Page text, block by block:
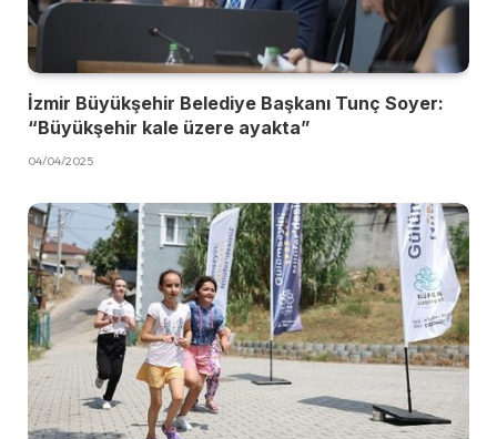
İzmir Büyükşehir Belediye Başkanı Tunç Soyer:
“Büyükşehir kale üzere ayakta”
04/04/2025